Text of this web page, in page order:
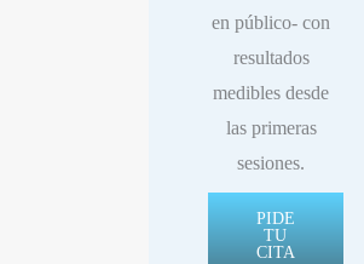
en público- con
resultados
medibles desde
las primeras
sesiones.
PIDE
TU
CITA